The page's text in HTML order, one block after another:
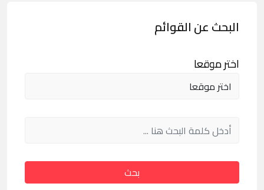
البحث عن القوائم
اختر موقعا
بحث